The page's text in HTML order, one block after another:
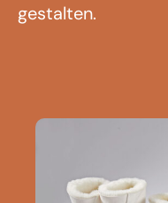
gestalten.